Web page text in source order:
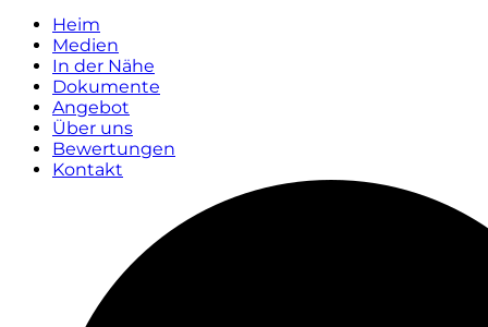
Heim
Medien
In der Nähe
Dokumente
Angebot
Über uns
Bewertungen
Kontakt